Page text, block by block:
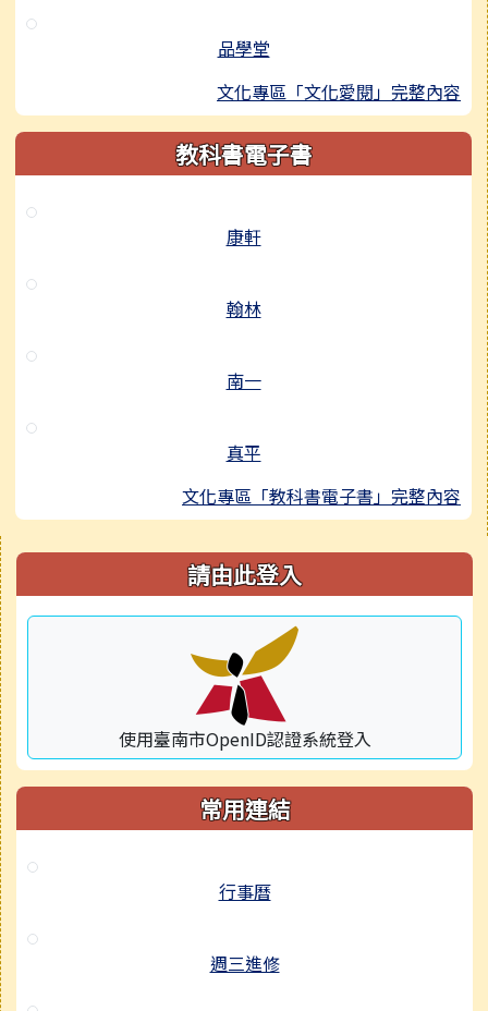
品學堂
文化專區「文化愛閱」完整內容
教科書電子書
康軒
翰林
南一
真平
文化專區「教科書電子書」完整內容
右邊區域內容 請由此登入
使用臺南市OpenID認證系統登入
常用連結
行事曆
週三進修